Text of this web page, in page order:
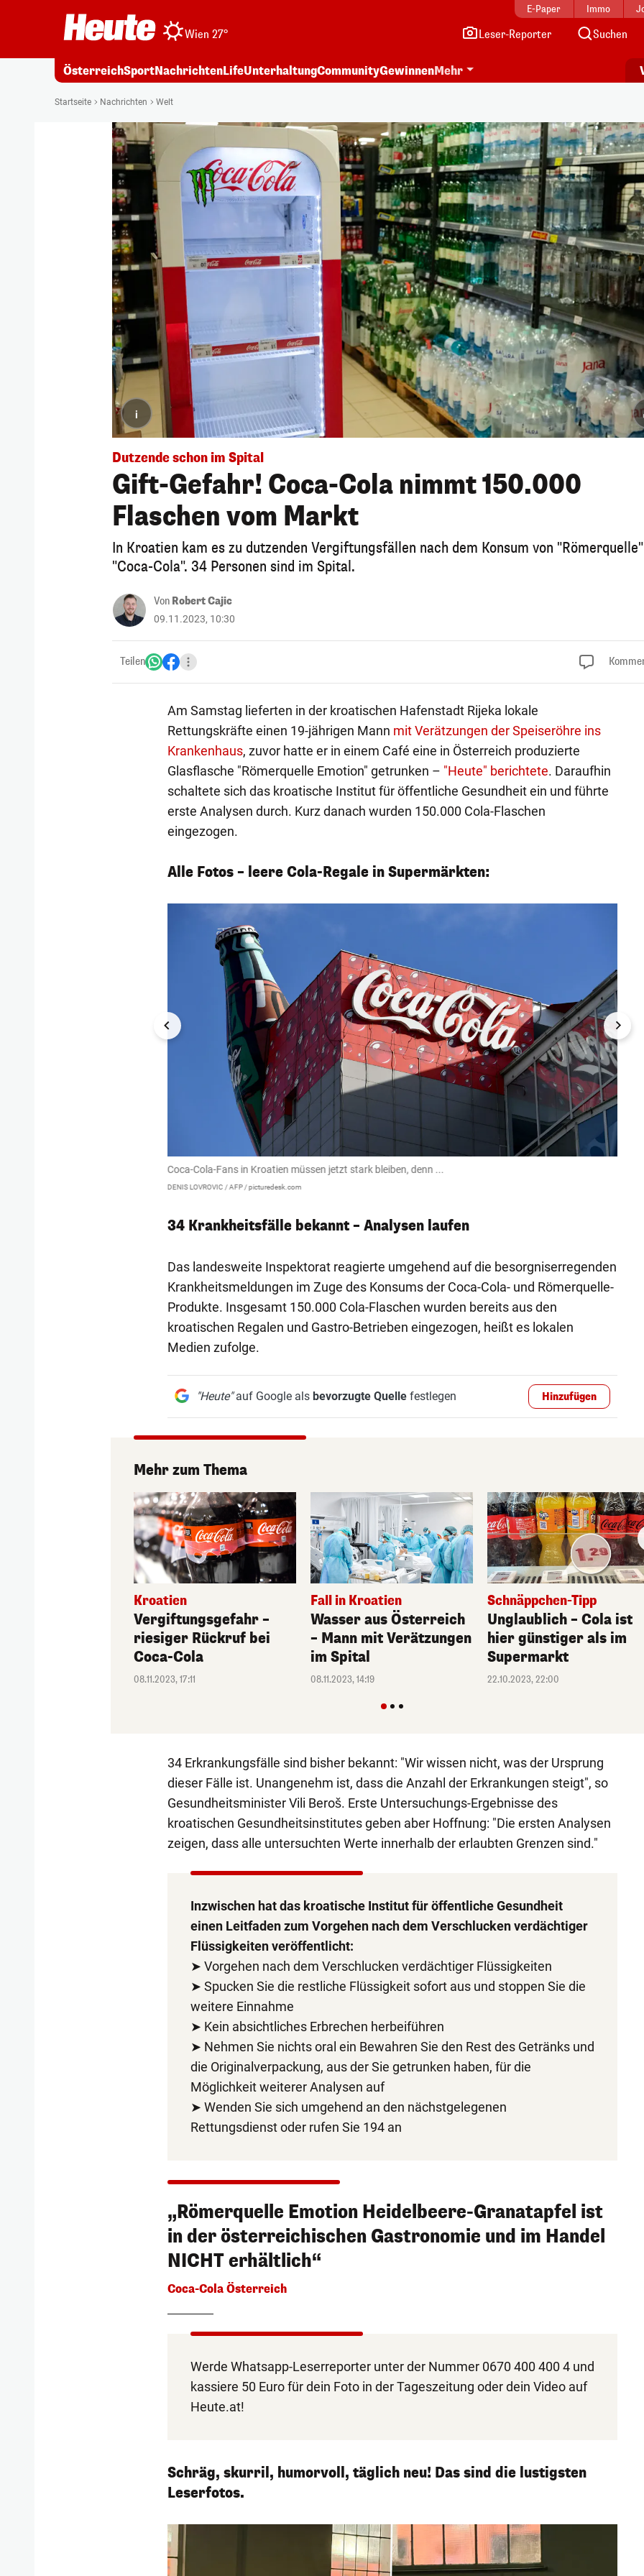
E-Paper Immo
Wien 27° Leser-Reporter Suchen
ÖsterreichSportNachrichtenLifeUnterhaltungCommunityGewinnenMehr
Startseite Nachrichten Welt
i
Dutzende schon im Spital
Gift-Gefahr! Coca-Cola nimmt 150.000
Flaschen vom Markt
In Kroatien kam es zu dutzenden Vergiftungsfällen nach dem Konsum von
"Coca-Cola". 34 Personen sind im Spital.
Von Robert Cajic
09.11.2023, 10:30
Teilen
Am Samstag lieferten in der kroatischen Hafenstadt Rijeka lokale
Rettungskräfte einen 19-jährigen Mann mit Verätzungen der Speiseröhre ins
Krankenhaus, zuvor hatte er in einem Café eine in Österreich produzierte
Glasflasche "Römerquelle Emotion" getrunken – "Heute" berichtete. Daraufhin
schaltete sich das kroatische Institut für öffentliche Gesundheit ein und führte
erste Analysen durch. Kurz danach wurden 150.000 Cola-Flaschen
eingezogen.
Alle Fotos – leere Cola-Regale in Supermärkten:
Coca-Cola-Fans in Kroatien müssen jetzt stark bleiben, denn ...
DENIS LOVROVIC / AFP / picturedesk.com
34 Krankheitsfälle bekannt – Analysen laufen
Das landesweite Inspektorat reagierte umgehend auf die besorgniserregenden
Krankheitsmeldungen im Zuge des Konsums der Coca-Cola- und Römerquelle-
Produkte. Insgesamt 150.000 Cola-Flaschen wurden bereits aus den
kroatischen Regalen und Gastro-Betrieben eingezogen, heißt es lokalen
Medien zufolge.
"Heute"auf Google als bevorzugte Quellefestlegen Hinzufügen
Mehr zum Thema
Kroatien
Vergiftungsgefahr –
riesiger Rückruf bei
Coca-Cola
08.11.2023, 17:11
Fall in Kroatien
Wasser aus Österreich
– Mann mit Verätzungen
im Spital
08.11.2023, 14:19
Schnäppchen-Tipp
Unglaublich – Cola ist
hier günstiger als im
Supermarkt
22.10.2023, 22:00
34 Erkrankungsfälle sind bisher bekannt: "Wir wissen nicht, was der Ursprung
dieser Fälle ist. Unangenehm ist, dass die Anzahl der Erkrankungen steigt", so
Gesundheitsminister Vili Beroš. Erste Untersuchungs-Ergebnisse des
kroatischen Gesundheitsinstitutes geben aber Hoffnung: "Die ersten Analysen
zeigen, dass alle untersuchten Werte innerhalb der erlaubten Grenzen sind."
Inzwischen hat das kroatische Institut für öffentliche Gesundheit
einen Leitfaden zum Vorgehen nach dem Verschlucken verdächtiger
Flüssigkeiten veröffentlicht:
➤ Vorgehen nach dem Verschlucken verdächtiger Flüssigkeiten
➤ Spucken Sie die restliche Flüssigkeit sofort aus und stoppen Sie die
weitere Einnahme
➤ Kein absichtliches Erbrechen herbeiführen
➤ Nehmen Sie nichts oral ein Bewahren Sie den Rest des Getränks und
die Originalverpackung, aus der Sie getrunken haben, für die
Möglichkeit weiterer Analysen auf
➤ Wenden Sie sich umgehend an den nächstgelegenen
Rettungsdienst oder rufen Sie 194 an
„Römerquelle Emotion Heidelbeere-Granatapfel ist
in der österreichischen Gastronomie und im Handel
NICHT erhältlich“
Coca-Cola Österreich
Werde Whatsapp-Leserreporter unter der Nummer 0670 400 400 4 und
kassiere 50 Euro für dein Foto in der Tageszeitung oder dein Video auf
Heute.at!
Schräg, skurril, humorvoll, täglich neu! Das sind die lustigsten
Leserfotos.